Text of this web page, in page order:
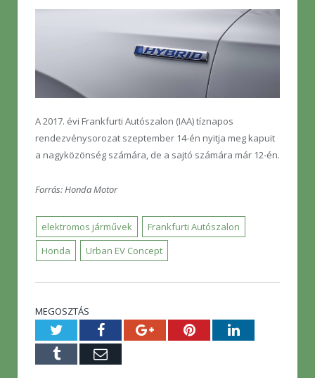
A 2017. évi Frankfurti Autószalon (IAA) tíznapos
rendezvénysorozat szeptember 14-én nyitja meg kapuit
a nagyközönség számára, de a sajtó számára már 12-én.
Forrás: Honda Motor
elektromos járművek
Frankfurti Autószalon
Honda
Urban EV Concept
MEGOSZTÁS
TwitterFacebookGoogle+PinterestLinkedIn
Tumblr E-